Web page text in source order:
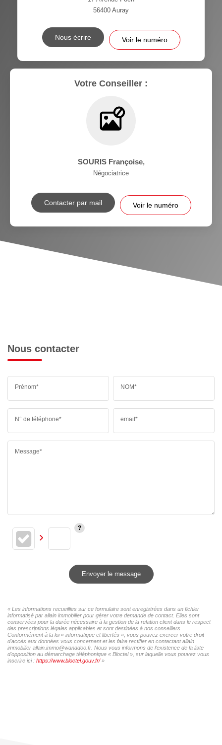
56400 Auray
Nous écrire Voir le numéro
Votre Conseiller :
SOURIS Françoise,
Négociatrice
Contacter par mail Voir le numéro
Nous contacter
Prénom* NOM*
N° de téléphone* email*
Message*
Envoyer le message
« Les informations recueillies sur ce formulaire sont enregistrées dans un fichier
informatisé par allain immobilier pour gérer votre demande de contact. Elles sont
conservées pour la durée nécessaire à la gestion de la relation client dans le respect
des prescriptions légales applicables et sont destinées à nos conseillers
Conformément à la loi « informatique et libertés », vous pouvez exercer votre droit
d'accès aux données vous concernant et les faire rectifier en contactant allain
immobilier allain.immo@wanadoo.fr. Nous vous informons de l'existence de la liste
d'opposition au démarchage téléphonique « Bloctel », sur laquelle vous pouvez vous
inscrire ici : https://www.bloctel.gouv.fr/»